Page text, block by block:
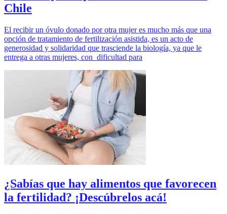
Chile
El recibir un óvulo donado por otra mujer es mucho más que una
opción de tratamiento de fertilización asistida, es un acto de
generosidad y solidaridad que trasciende la biología, ya que le
entrega a otras mujeres, con dificultad para
¿Sabías que hay alimentos que favorecen
la fertilidad? ¡Descúbrelos acá!